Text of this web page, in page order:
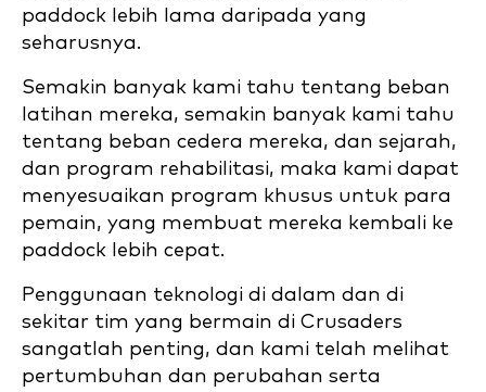
paddock lebih lama daripada yang
seharusnya.
Semakin banyak kami tahu tentang beban
latihan mereka, semakin banyak kami tahu
tentang beban cedera mereka, dan sejarah,
dan program rehabilitasi, maka kami dapat
menyesuaikan program khusus untuk para
pemain, yang membuat mereka kembali ke
paddock lebih cepat.
Penggunaan teknologi di dalam dan di
sekitar tim yang bermain di Crusaders
sangatlah penting, dan kami telah melihat
pertumbuhan dan perubahan serta